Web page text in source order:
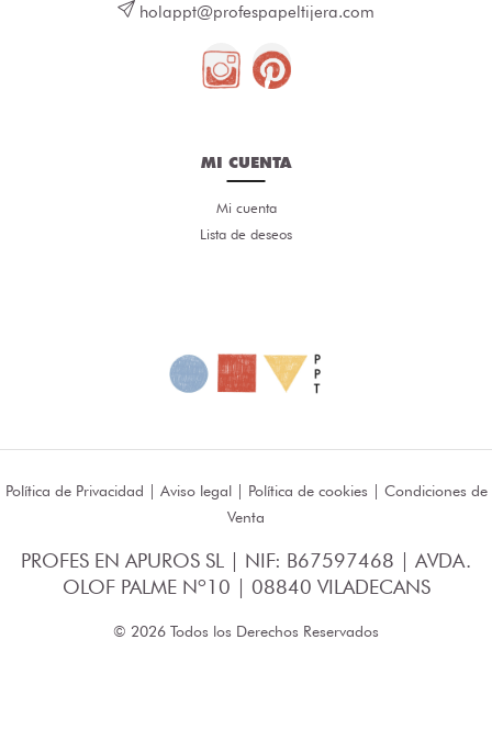
holappt@profespapeltijera.com
MI CUENTA
Mi cuenta
Lista de deseos
Política de Privacidad | Aviso legal| Política de cookies | Condiciones de
Venta
PROFES EN APUROS SL | NIF: B67597468 | AVDA.
OLOF PALME Nº10 | 08840 VILADECANS
© 2026 Todos los Derechos Reservados